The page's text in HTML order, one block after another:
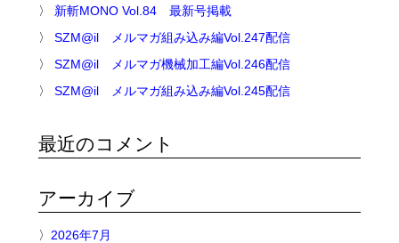
新斬MONO Vol.84 最新号掲載
SZM@il メルマガ組み込み編Vol.247配信
SZM@il メルマガ機械加工編Vol.246配信
SZM@il メルマガ組み込み編Vol.245配信
最近のコメント
アーカイブ
2026年7月